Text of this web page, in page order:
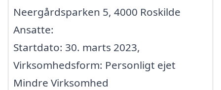
Neergårdsparken 5, 4000 Roskilde
Ansatte:
Startdato: 30. marts 2023,
Virksomhedsform: Personligt ejet
Mindre Virksomhed